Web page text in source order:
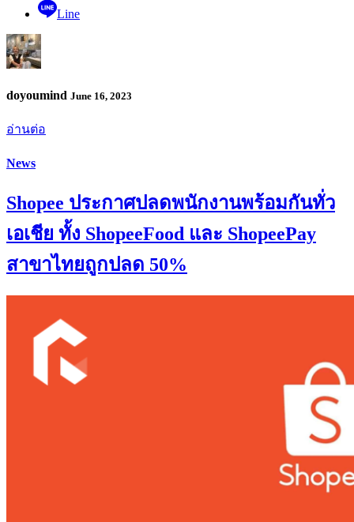
Line
doyoumind June 16, 2023
อ่านต่อ
News
Shopee ประกาศปลดพนักงานพร้อมกันทั่ว
เอเชีย ทั้ง ShopeeFood และ ShopeePay
สาขาไทยถูกปลด 50%